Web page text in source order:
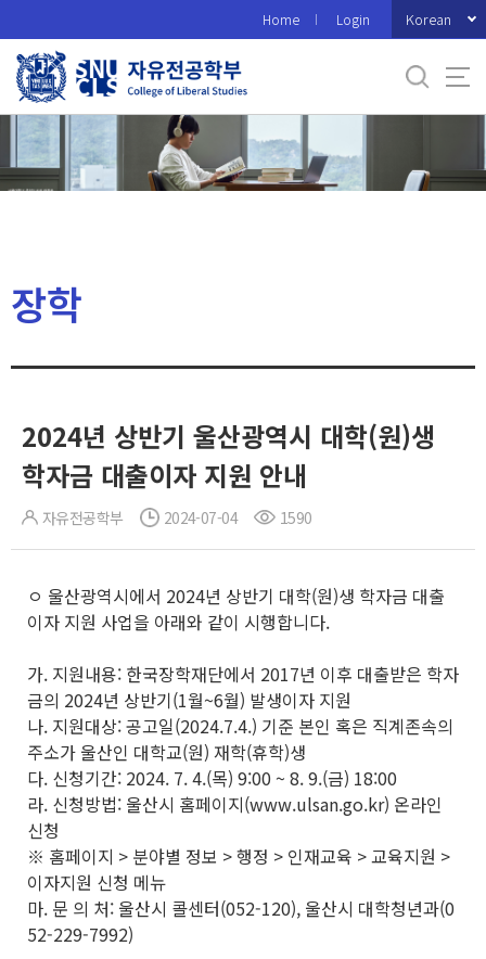
로
메
Home Login Korean
장학
2024년 상반기 울산광역시 대학(원)생
학자금 대출이자 지원 안내
자유전공학부 2024-07-04 1590
ㅇ 울산광역시에서 2024년 상반기 대학(원)생 학자금 대출
이자 지원 사업을 아래와 같이 시행합니다.
가. 지원내용: 한국장학재단에서 2017년 이후 대출받은 학자
금의 2024년 상반기(1월~6월) 발생이자 지원
나. 지원대상: 공고일(2024.7.4.) 기준 본인 혹은 직계존속의
주소가 울산인 대학교(원) 재학(휴학)생
다. 신청기간: 2024. 7. 4.(목) 9:00 ~ 8. 9.(금) 18:00
라. 신청방법: 울산시 홈페이지(www.ulsan.go.kr) 온라인
신청
※ 홈페이지 > 분야별 정보 > 행정 > 인재교육 > 교육지원 >
이자지원 신청 메뉴
마. 문 의 처: 울산시 콜센터(052-120), 울산시 대학청년과(0
52-229-7992)